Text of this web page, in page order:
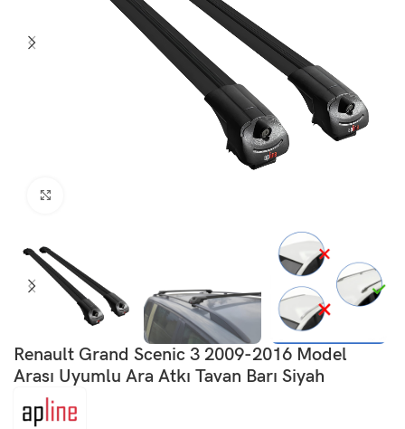
Renault Grand Scenic 3 2009-2016 Model
Arası Uyumlu Ara Atkı Tavan Barı Siyah